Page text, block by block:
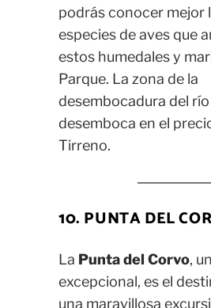
podrás conocer mejor
especies de aves que
estos humedales y
Parque. La zona de la
desembocadura del
desemboca en el
Tirreno.
10. PUNTA DEL
La Punta del Corvo,
excepcional, es el
una maravillosa